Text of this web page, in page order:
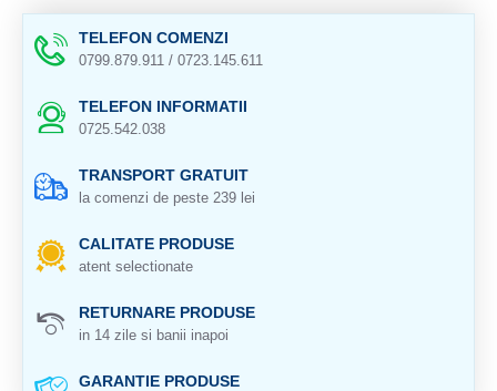
TELEFON COMENZI
0799.879.911 / 0723.145.611
TELEFON INFORMATII
0725.542.038
TRANSPORT GRATUIT
la comenzi de peste 239 lei
CALITATE PRODUSE
atent selectionate
RETURNARE PRODUSE
in 14 zile si banii inapoi
GARANTIE PRODUSE